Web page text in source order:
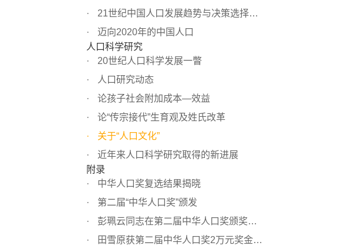
21世纪中国人口发展趋势与决策选择问题研究
迈向2020年的中国人口
人口科学研究
20世纪人口科学发展一瞥
人口研究动态
论孩子社会附加成本—效益
论“传宗接代”生育观及姓氏改革
关于“人口文化”
近年来人口科学研究取得的新进展
附录
中华人口奖复选结果揭晓
第二届“中华人口奖”颁发
彭珮云同志在第二届中华人口奖颁奖大会上的讲话
田雪原获第二届中华人口奖2万元奖金全部捐赠人口所